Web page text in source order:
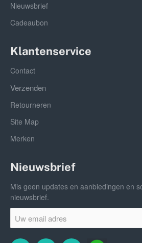
Nieuwsbrief
Cadeaubon
Klantenservice
Contact
Verzenden
Retourneren
Site Map
Merken
Nieuwsbrief
Mis geen updates en aanbiedingen en
nieuwsbrief.
Uw
email
adres